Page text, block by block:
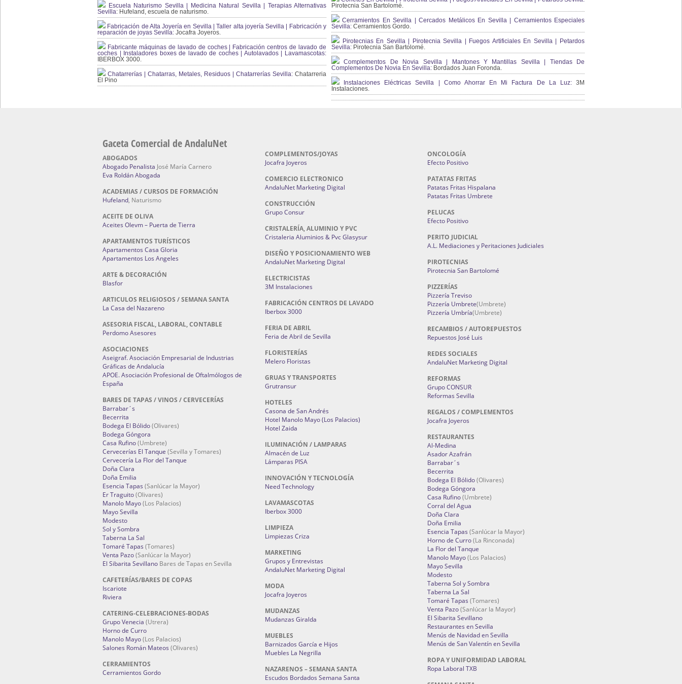
Escuela Naturismo Sevilla | Medicina Natural Sevilla | Terapias Alternativas
Sevilla: Hufeland, escuela de naturismo.
Fabricación de Alta Joyería en Sevilla | Taller alta joyería Sevilla | Fabricación y
reparación de joyas Sevilla: Jocafra Joyeros.
Fabricante máquinas de lavado de coches | Fabricación centros de lavado de
coches | Instaladores boxes de lavado de coches | Autolavados | Lavamascotas:
IBERBOX 3000.
Chatarrerías | Chatarras, Metales, Residuos | Chatarrerías Sevilla: Chatarreria
El Pino
Pirotecnia San Bartolomé.
Cerramientos En Sevilla | Cercados Metálicos En Sevilla | Cerramientos Especiales
Sevilla: Cerramientos Gordo.
Pirotecnias En Sevilla | Pirotecnia Sevilla | Fuegos Artificiales En Sevilla | Petardos
Sevilla: Pirotecnia San Bartolomé.
Complementos De Novia Sevilla | Mantones Y Mantillas Sevilla | Tiendas De
Complementos De Novia En Sevilla: Bordados Juan Foronda.
Instalaciones Eléctricas Sevilla | Como Ahorrar En Mi Factura De La Luz:3M
Instalaciones.
Gaceta Comercial de AndaluNet
ABOGADOS
Abogado Penalista José María Carnero
Eva Roldán Abogada
ACADEMIAS / CURSOS DE FORMACIÓN
Hufeland, Naturismo
ACEITE DE OLIVA
Aceites Olevm – Puerta de Tierra
APARTAMENTOS TURÍSTICOS
Apartamentos Casa Gloria
Apartamentos Los Angeles
ARTE & DECORACIÓN
Blasfor
ARTICULOS RELIGIOSOS / SEMANA SANTA
La Casa del Nazareno
ASESORIA FISCAL, LABORAL, CONTABLE
Perdomo Asesores
ASOCIACIONES
Aseigraf. Asociación Empresarial de Industrias
Gráficas de Andalucía
APOE. Asociación Profesional de Oftalmólogos de
España
BARES DE TAPAS / VINOS / CERVECERÍAS
Barrabar´s
Becerrita
Bodega El Bólido(Olivares)
Bodega Góngora
Casa Rufino(Umbrete)
Cervecerías El Tanque (Sevilla y Tomares)
Cervecería La Flor del Tanque
Doña Clara
Doña Emilia
Esencia Tapas (Sanlúcar la Mayor)
Er Traguito(Olivares)
Manolo Mayo(Los Palacios)
Mayo Sevilla
Modesto
Sol y Sombra
Taberna La Sal
Tomaré Tapas (Tomares)
Venta Pazo(Sanlúcar la Mayor)
El Sibarita Sevillano Bares de Tapas en Sevilla
CAFETERÍAS/BARES DE COPAS
Iscariote
Riviera
CATERING-CELEBRACIONES-BODAS
Grupo Venecia (Utrera)
Horno de Curro
Manolo Mayo(Los Palacios)
Salones Román Mateos (Olivares)
CERRAMIENTOS
Cerramientos Gordo
COMPLEMENTOS/JOYAS
Jocafra Joyeros
COMERCIO ELECTRONICO
AndaluNet Marketing Digital
CONSTRUCCIÓN
Grupo Consur
CRISTALERÍA, ALUMINIO Y PVC
Cristaleria Aluminios & Pvc Glasysur
DISEÑO Y POSICIONAMIENTO WEB
AndaluNet Marketing Digital
ELECTRICISTAS
3M Instalaciones
FABRICACIÓN CENTROS DE LAVADO
Iberbox 3000
FERIA DE ABRIL
Feria de Abril de Sevilla
FLORISTERÍAS
Melero Floristas
GRUAS Y TRANSPORTES
Grutransur
HOTELES
Casona de San Andrés
Hotel Manolo Mayo (Los Palacios)
Hotel Zaida
ILUMINACIÓN / LAMPARAS
Almacén de Luz
Lámparas PISA
INNOVACIÓN Y TECNOLOGÍA
Need Technology
LAVAMASCOTAS
Iberbox 3000
LIMPIEZA
Limpiezas Criza
MARKETING
Grupos y Entrevistas
AndaluNet Marketing Digital
MODA
Jocafra Joyeros
MUDANZAS
Mudanzas Giralda
MUEBLES
Barnizados García e Hijos
Muebles La Negrilla
NAZARENOS – SEMANA SANTA
Escudos Bordados Semana Santa
ONCOLOGÍA
Efecto Positivo
PATATAS FRITAS
Patatas Fritas Hispalana
Patatas Fritas Umbrete
PELUCAS
Efecto Positivo
PERITO JUDICIAL
A.L. Mediaciones y Peritaciones Judiciales
PIROTECNIAS
Pirotecnia San Bartolomé
PIZZERÍAS
Pizzería Treviso
Pizzería Umbrete(Umbrete)
Pizzería Umbría(Umbrete)
RECAMBIOS / AUTOREPUESTOS
Repuestos José Luis
REDES SOCIALES
AndaluNet Marketing Digital
REFORMAS
Grupo CONSUR
Reformas Sevilla
REGALOS / COMPLEMENTOS
Jocafra Joyeros
RESTAURANTES
Al-Medina
Asador Azafrán
Barrabar´s
Becerrita
Bodega El Bólido(Olivares)
Bodega Góngora
Casa Rufino(Umbrete)
Corral del Agua
Doña Clara
Doña Emilia
Esencia Tapas (Sanlúcar la Mayor)
Horno de Curro(La Rinconada)
La Flor del Tanque
Manolo Mayo(Los Palacios)
Mayo Sevilla
Modesto
Taberna Sol y Sombra
Taberna La Sal
Tomaré Tapas (Tomares)
Venta Pazo(Sanlúcar la Mayor)
El Sibarita Sevillano
Restaurantes en Sevilla
Menús de Navidad en Sevilla
Menús de San Valentín en Sevilla
ROPA Y UNIFORMIDAD LABORAL
Ropa Laboral TXB